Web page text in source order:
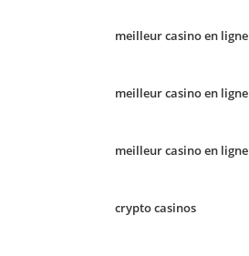
meilleur casino en ligne
meilleur casino en ligne
meilleur casino en ligne
crypto casinos